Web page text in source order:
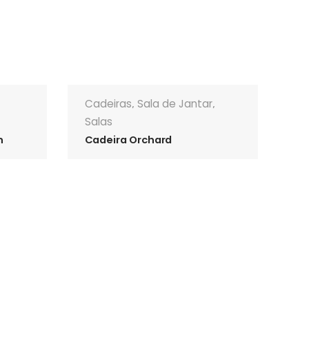
Cadeiras, Sala de Jantar,
Salas
Cadeira Orchard